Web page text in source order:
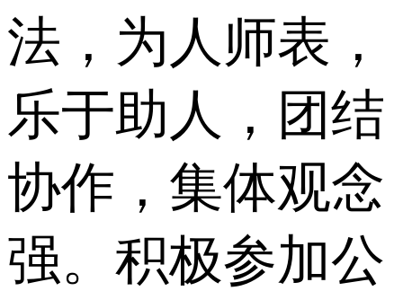
法，为人师表，
乐于助人，团结
协作，集体观念
强。积极参加公